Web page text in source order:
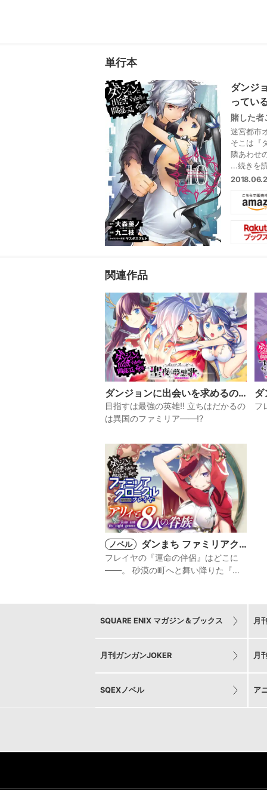
単行本
ダンジ
ってい
賭した
迷宮都市
そこは『
隣あわせ
冒険者志
小さな女
折、恐怖
シリー
ルをアツ
ダンジ
ライアス
...続きを
関連作品
ダンジョンに出会いを求めるの
は間違っているだろうか ～メモ
リア・フレーゼ～ 聖夜の夢想歌
目指すは最強の英雄!! 立ちはだかるの
は異国のファミリア――!?
ダ
は
フ
ノベル
ダンまち ファミリアク
ロニクル episodeフレ
イヤ アリィと8人の眷族
(ノベル)
フレイヤの『運命の伴侶』はどこに
――。 砂漠の町へと舞い降りた『美
SQUARE ENIX マガジン＆ブックス 月
月刊ガンガンJOKER 月
SQEXノベル ア